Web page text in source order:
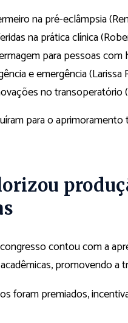
na pré-eclâmpsia
na prática clínica
para pessoas
e emergência (Larissa
no transoperatório
para o
contou com a
promovendo
foram premiados,